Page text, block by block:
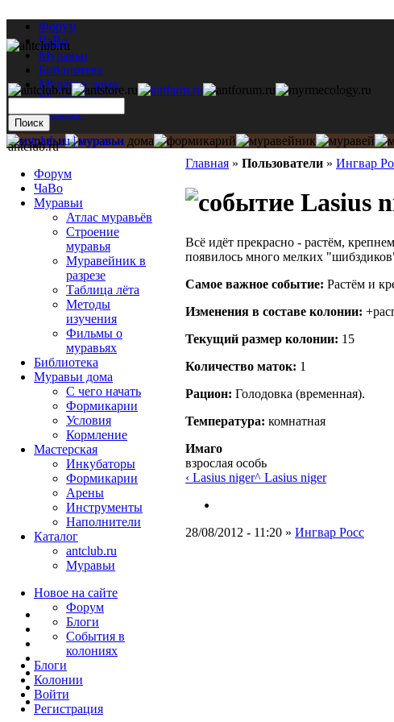
Форум
ЧаВо
Муравьи
Библиотека
Муравьи дома
Мастерская
Каталог
Главная » Пользователи » Ингвар
Lasius
Всё идёт прекрасно - растём,
появилось много мелких
Самое важное событие: Растём и
Изменения в составе кoлонии:
Текущий размер кoлонии: 15
Количество маток: 1
Рацион: Голодовка (временная).
Температура: комнатная
Имаго
взрослая особь
‹ Lasius niger^ Lasius niger
28/08/2012 - 11:20 » Ингвар Росс
antclub.ru
Форум
ЧаВо
Муравьи
Атлас муравьёв
Строение
муравья
Муравейник в
разрезе
Таблица лёта
Методы
изучения
Фильмы о
муравьях
Библиотека
Муравьи дома
С чего начать
Формикарии
Условия
Кормление
Мастерская
Инкубаторы
Формикарии
Арены
Инструменты
Наполнители
Каталог
antclub.ru
Муравьи
Новое на сайте
Форум
Блоги
События в
колониях
Блоги
Колонии
Войти
Peгиcтpaция